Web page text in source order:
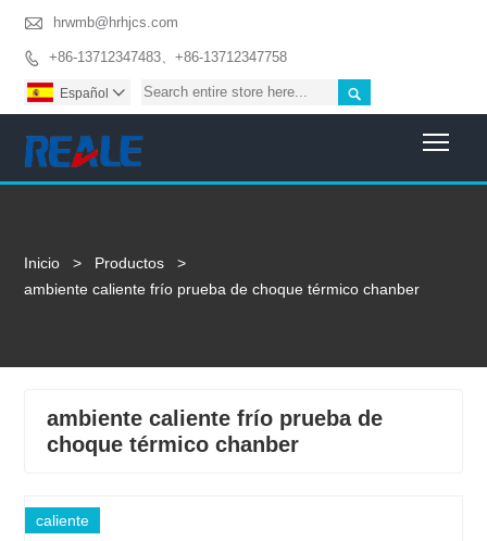
 hrwmb@hrhjcs.com
 +86-13712347483、+86-13712347758

Español 
Inicio > Productos
>
ambiente caliente frío prueba de choque térmico chanber
ambiente caliente frío prueba de
choque térmico chanber
caliente